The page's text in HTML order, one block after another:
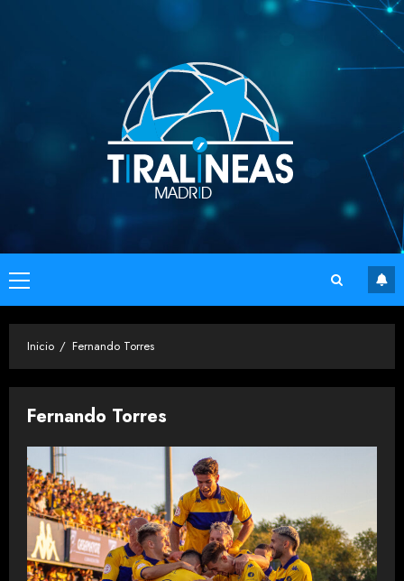
Menú
principal
Inicio Fernando Torres
Fernando Torres